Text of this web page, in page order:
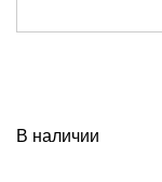
В наличии